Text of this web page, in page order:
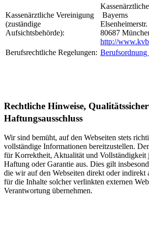
Kassenärztliche Vereinigung
(zuständige
Aufsichtsbehörde):
Bayerns
80687
http://
Berufsrechtliche Regelungen:
Rechtliche Hinweise,
Haftungsausschluss
Wir sind bemüht, auf den Webseiten stets
vollständige Informationen bereitzustellen.
für Korrektheit, Aktualität und Vollständigkeit
Haftung oder Garantie aus. Dies gilt
die wir auf den Webseiten direkt oder indirekt
für die Inhalte solcher verlinkten externen
Verantwortung übernehmen.